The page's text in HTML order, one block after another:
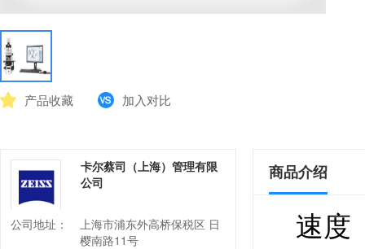
产品收藏 加入对比
卡尔蔡司（上海）管理有限
公司
公司地址：
上海市浦东外高桥保税区 日
樱南路11号
商品介绍